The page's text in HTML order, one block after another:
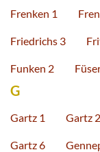
Frenken 1
Friedrichs 3
Funken 2
G
Gartz 1 Gartz 2
Gartz 6